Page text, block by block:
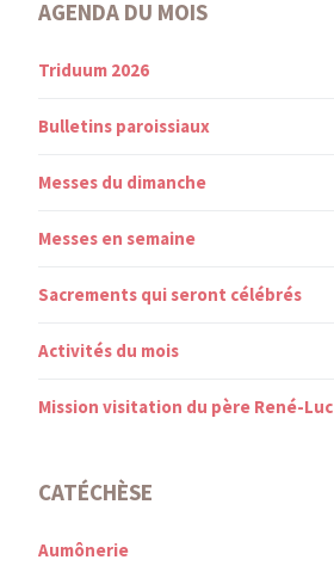
AGENDA DU MOIS
Triduum 2026
Bulletins paroissiaux
Messes du dimanche
Messes en semaine
Sacrements qui seront célébrés
Activités du mois
Mission visitation du père René-Luc
CATÉCHÈSE
Aumônerie